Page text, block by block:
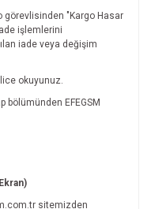
görevlisinden "Kargo Hasar
işlemlerini
iade veya değişim
okuyunuz.
bölümünden EFEGSM
sitemizden